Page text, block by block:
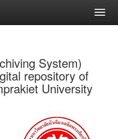
System)
repository of
University